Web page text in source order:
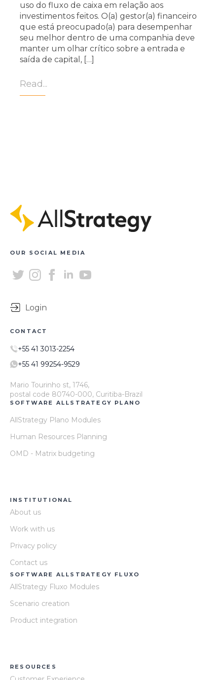
uso do fluxo de caixa em relação aos
investimentos feitos. O(a) gestor(a) financeiro
que está preocupado(a) para desempenhar
seu melhor dentro de uma companhia deve
manter um olhar crítico sobre a entrada e
saída de capital, […]
Read...
OUR SOCIAL MEDIA
Login
CONTACT
+55 41 3013-2254
+55 41 99254-9529
Mario Tourinho st, 1746,
postal code 80740-000, Curitiba-Brazil
SOFTWARE ALLSTRATEGY PLANO
AllStrategy Plano Modules
Human Resources Planning
OMD - Matrix budgeting
INSTITUTIONAL
About us
Work with us
Privacy policy
Contact us
SOFTWARE ALLSTRATEGY FLUXO
AllStrategy Fluxo Modules
Scenario creation
Product integration
RESOURCES